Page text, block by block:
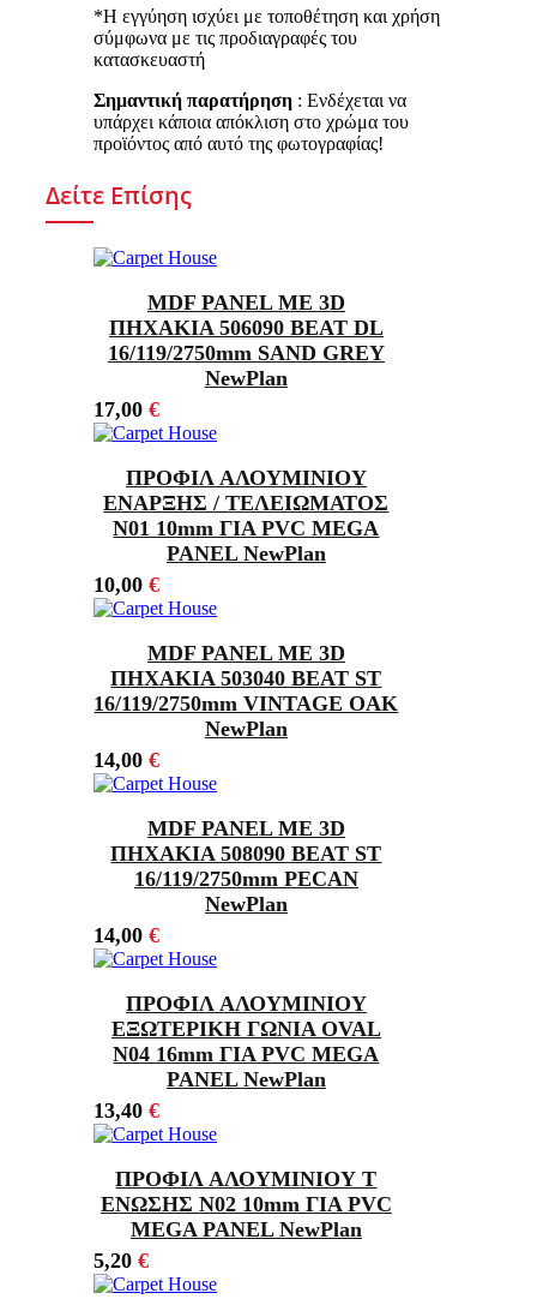
*Η εγγύηση ισχύει με τοποθέτηση και χρήση
σύμφωνα με τις προδιαγραφές του
κατασκευαστή
Σημαντική παρατήρηση: Ενδέχεται να
υπάρχει κάποια απόκλιση στο χρώμα του
προϊόντος από αυτό της φωτογραφίας!
Δείτε Επίσης
MDF PANEL ΜΕ 3D
ΠΗΧΑΚΙΑ 506090 BEAT DL
16/119/2750mm SAND GREY
NewPlan
17,00 €
ΠΡΟΦΙΛ ΑΛΟΥΜΙΝΙΟΥ
ΕΝΑΡΞΗΣ / ΤΕΛΕΙΩΜΑΤΟΣ
Ν01 10mm ΓΙΑ PVC MEGA
PANEL NewPlan
10,00 €
MDF PANEL ΜΕ 3D
ΠΗΧΑΚΙΑ 503040 BEAT ST
16/119/2750mm VINTAGE OAK
NewPlan
14,00 €
MDF PANEL ΜΕ 3D
ΠΗΧΑΚΙΑ 508090 BEAT ST
16/119/2750mm PECAN
NewPlan
14,00 €
ΠΡΟΦΙΛ ΑΛΟΥΜΙΝΙΟΥ
ΕΞΩΤΕΡΙΚΗ ΓΩΝΙΑ OVAL
Ν04 16mm ΓΙΑ PVC MEGA
PANEL NewPlan
13,40 €
ΠΡΟΦΙΛ ΑΛΟΥΜΙΝΙΟΥ Τ
ΕΝΩΣΗΣ Ν02 10mm ΓΙΑ PVC
MEGA PANEL NewPlan
5,20 €